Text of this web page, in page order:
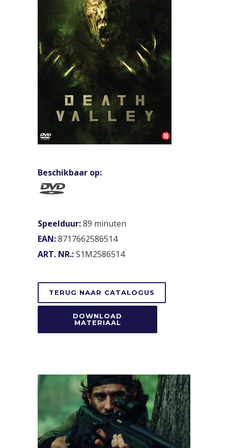
Beschikbaar op:
Speelduur:89 minuten
EAN:8717662586514
ART. NR.:S1M2586514
TERUG NAAR CATALOGUS
DOWNLOAD
MATERIAAL